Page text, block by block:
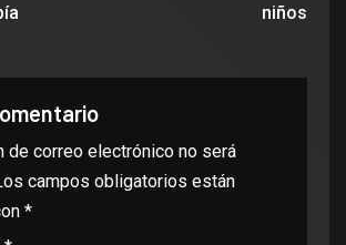
niños
de correo electrónico no será
campos obligatorios están
*